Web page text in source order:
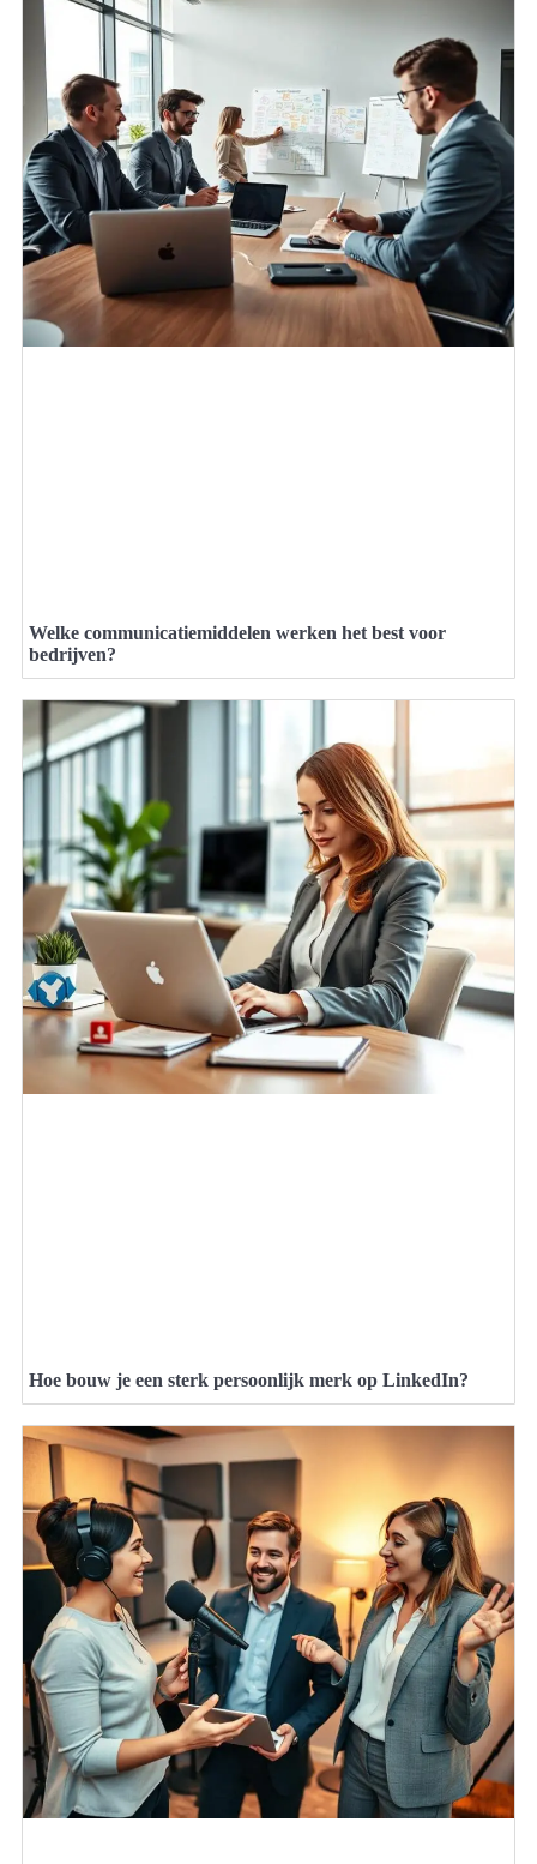
Welke communicatiemiddelen werken het best voor
bedrijven?
Hoe bouw je een sterk persoonlijk merk op LinkedIn?